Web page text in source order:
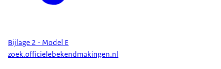
Bijlage 2 - Model E
zoek.officielebekendmakingen.nl